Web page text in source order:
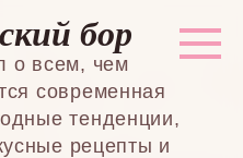
бор
о всем, чем
современная
тенденции,
рецепты и